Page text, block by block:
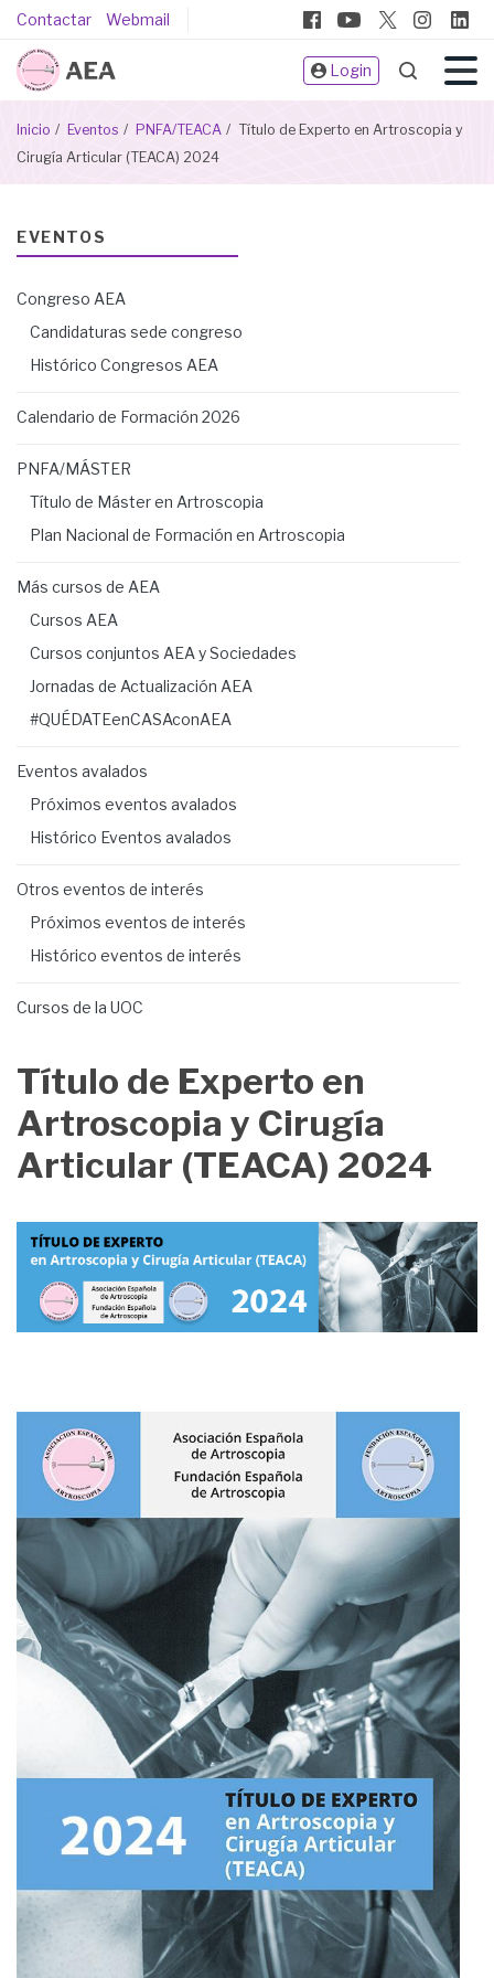
Pasar
contenido
principal
Pie
de
página
Contactar Webmail
Login
Sobrescribir
enlaces
a
la
navegación
Inicio Eventos PNFA/TEACA
Título de Experto en Artroscopia y
Cirugía Articular (TEACA) 2024
EVENTOS
Congreso AEA
Candidaturas sede congreso
Histórico Congresos AEA
Calendario de Formación 2026
PNFA/MÁSTER
Título de Máster en Artroscopia
Plan Nacional de Formación en Artroscopia
Más cursos de AEA
Cursos AEA
Cursos conjuntos AEA y Sociedades
Jornadas de Actualización AEA
#QUÉDATEenCASAconAEA
Eventos avalados
Próximos eventos avalados
Histórico Eventos avalados
Otros eventos de interés
Próximos eventos de interés
Histórico eventos de interés
Cursos de la UOC
Título de Experto en
Artroscopia y Cirugía
Articular (TEACA) 2024
Image